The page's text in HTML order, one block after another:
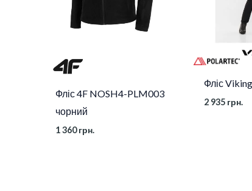
Фліс 4F NOSH4-PLM003
чорний
1 360грн.
Фліс
2 935 грн.